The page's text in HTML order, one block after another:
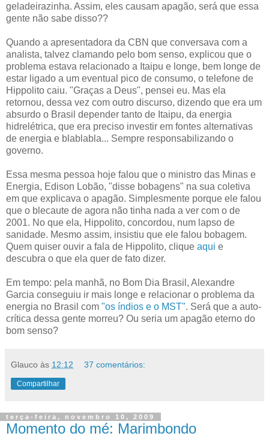
geladeirazinha. Assim, eles causam apagão, será que essa
gente não sabe disso??
Quando a apresentadora da CBN que conversava com a
analista, talvez clamando pelo bom senso, explicou que o
problema estava relacionado a Itaipu e longe, bem longe de
estar ligado a um eventual pico de consumo, o telefone de
Hippolito caiu. "Graças a Deus", pensei eu. Mas ela
retornou, dessa vez com outro discurso, dizendo que era um
absurdo o Brasil depender tanto de Itaipu, da energia
hidrelétrica, que era preciso investir em fontes alternativas
de energia e blablabla... Sempre responsabilizando o
governo.
Essa mesma pessoa hoje falou que o ministro das Minas e
Energia, Edison Lobão, "disse bobagens" na sua coletiva
em que explicava o apagão. Simplesmente porque ele falou
que o blecaute de agora não tinha nada a ver com o de
2001. No que ela, Hippolito, concordou, num lapso de
sanidade. Mesmo assim, insistiu que ele falou bobagem.
Quem quiser ouvir a fala de Hippolito, clique aqui e
descubra o que ela quer de fato dizer.
Em tempo: pela manhã, no Bom Dia Brasil, Alexandre
Garcia conseguiu ir mais longe e relacionar o problema da
energia no Brasil com "os índios e o MST". Será que a auto-
crítica dessa gente morreu? Ou seria um apagão eterno do
bom senso?
Glauco às 12:12 37 comentários:
Compartilhar
terça-feira, novembro 10, 2009
Momento do mé: Marimbondo